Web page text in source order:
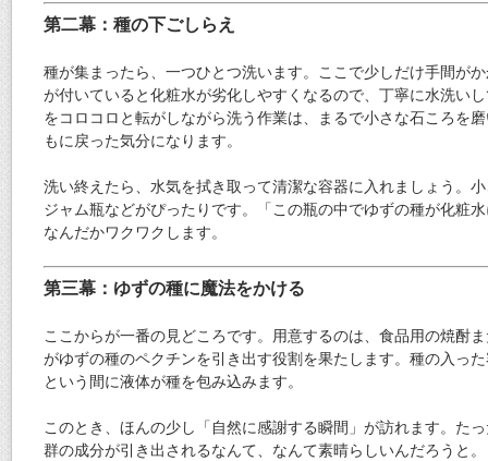
第二幕：種の下ごしらえ
種が集まったら、一つひとつ洗います。ここで少しだけ手間が
が付いていると化粧水が劣化しやすくなるので、丁寧に水洗い
をコロコロと転がしながら洗う作業は、まるで小さな石ころを
もに戻った気分になります。
洗い終えたら、水気を拭き取って清潔な容器に入れましょう。
ジャム瓶などがぴったりです。「この瓶の中でゆずの種が化粧
なんだかワクワクします。
第三幕：ゆずの種に魔法をかける
ここからが一番の見どころです。用意するのは、食品用の焼酎
がゆずの種のペクチンを引き出す役割を果たします。種の入っ
という間に液体が種を包み込みます。
このとき、ほんの少し「自然に感謝する瞬間」が訪れます。た
群の成分が引き出されるなんて、なんて素晴らしいんだろうと。